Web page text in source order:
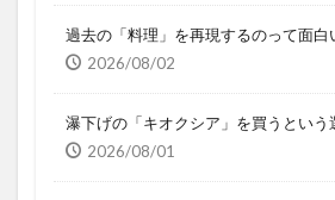
過去の「料理」を再現するのって面白
2026/08/02
瀑下げの「キオクシア」を買うという
2026/08/01